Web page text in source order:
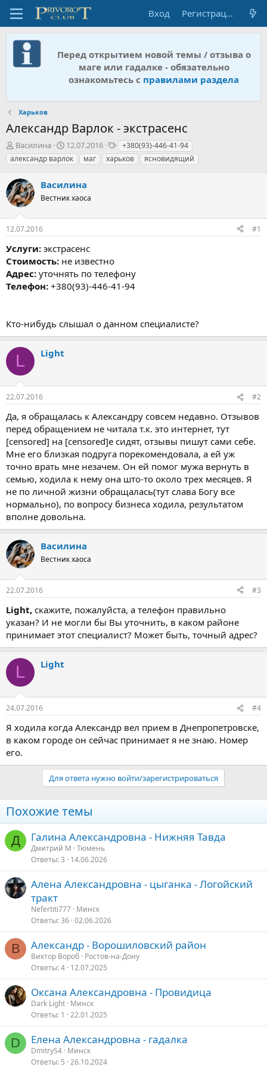
Вход Регистрация
Перед открытием новой темы / отзыва о
маге или гадалке - обязательно
ознакомьтесь с правилами раздела
Харьков
Александр Варлок - экстрасенс
А
в
т
о
р
т
е
м
ы
Василина
Д
а
т
н
а
а
12.07.2016
Т
е
г
+380(93)-446-41-94
александр варлок
маг харьков ясновидящий
Василина
Вестник хаоса
12.07.2016 #1
Услуги: экстрасенс
Стоимость: не известно
Адрес: уточнять по телефону
Телефон: +380(93)-446-41-94
Кто-нибудь слышал о данном специалисте?
L Light
22.07.2016 #2
Да, я обращалась к Александру совсем недавно. Отзывов
перед обращением не читала т.к. это интернет, тут
[censored] на [censored]е сидят, отзывы пишут сами себе.
Мне его близкая подруга порекомендовала, а ей уж
точно врать мне незачем. Он ей помог мужа вернуть в
семью, ходила к нему она што-то около трех месяцев. Я
не по личной жизни обращалась(тут слава Богу все
нормально), по вопросу бизнеса ходила, результатом
вполне довольна.
Василина
Вестник хаоса
22.07.2016 #3
Light, скажите, пожалуйста, а телефон правильно
указан? И не могли бы Вы уточнить, в каком районе
принимает этот специалист? Может быть, точный адрес?
L Light
24.07.2016 #4
Я ходила когда Александр вел прием в Днепропетровске,
в каком городе он сейчас принимает я не знаю. Номер
его.
Для ответа нужно войти/зарегистрироваться
Похожие темы
Д Галина Александровна - Нижняя Тавда
Дмитрий М Тюмень
Ответы 3 14.06.2026
Алена Александровна - цыганка - Логойский
тракт
Nefertiti777 Минск
Ответы 36 02.06.2026
В Александр - Ворошиловский район
Виктор Вороб Ростов-на-Дону
Ответы 4 12.07.2025
Оксана Александровна - Провидица
Dark Light Минск
Ответы 1 22.01.2025
D Елена Александровна - гадалка
DmitryS4 Минск
Ответы 5 26.10.2024